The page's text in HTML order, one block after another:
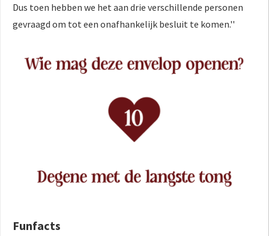
Dus toen hebben we het aan drie verschillende personen
gevraagd om tot een onafhankelijk besluit te komen.''
Funfacts